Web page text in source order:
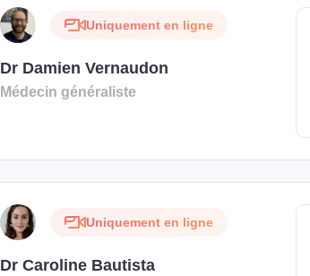
Uniquement en ligne
Dr Damien Vernaudon
Médecin généraliste
Uniquement en ligne
Dr Caroline Bautista